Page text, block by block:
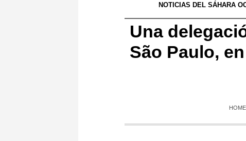
NOTICIAS DEL SÁHARA
Una
São Paulo,
HOME